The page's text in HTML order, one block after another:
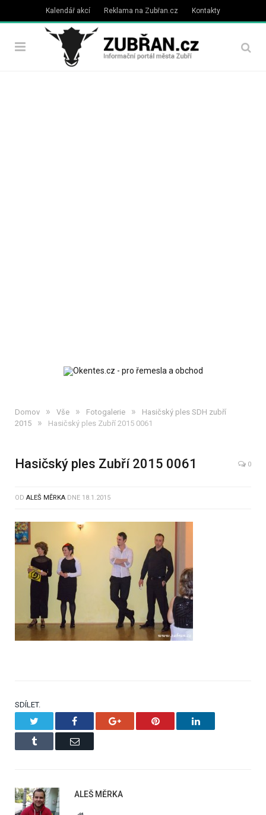
Kalendář akcí Reklama na Zubřan.cz Kontakty
Domov » Vše » Fotogalerie »
Hasičský ples SDH zubří
2015
» Hasičský ples Zubří 2015 0061
Hasičský ples Zubří 2015 0061 0
OD ALEŠ MĚRKA DNE 18.1.2015
SDÍLET.
Facebook Google+ Pinterest LinkedIn
Tumblr Email
ALEŠ MĚRKA